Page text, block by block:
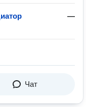
—
Чат